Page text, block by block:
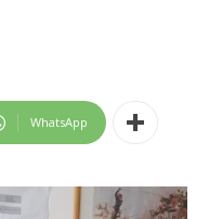
WhatsApp